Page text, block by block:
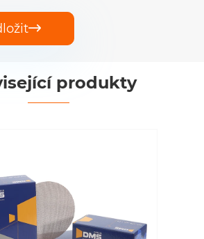

produkty